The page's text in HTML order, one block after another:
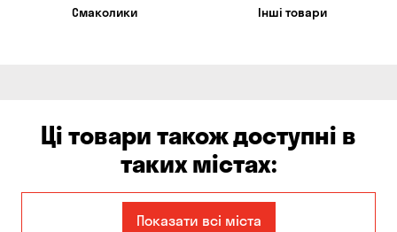
Смаколики Інші товари
Ці товари також доступні в
таких містах:
ЄлизаветівкаПоказати всі міста